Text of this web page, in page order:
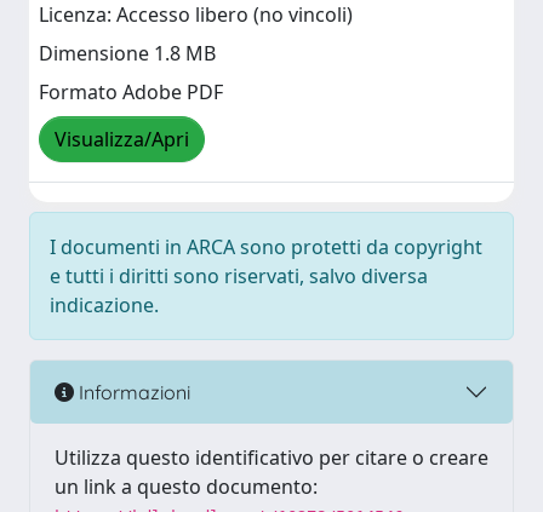
Licenza: Accesso libero (no vincoli)
Dimensione 1.8 MB
Formato Adobe PDF
Visualizza/Apri
I documenti in ARCA sono protetti da copyright
e tutti i diritti sono riservati, salvo diversa
indicazione.
Informazioni
Utilizza questo identificativo per citare o creare
un link a questo documento: